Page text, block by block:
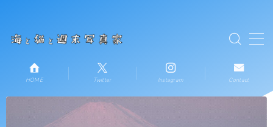
MENU
HOME
お知らせ
HOME Twitter Instagram Contact